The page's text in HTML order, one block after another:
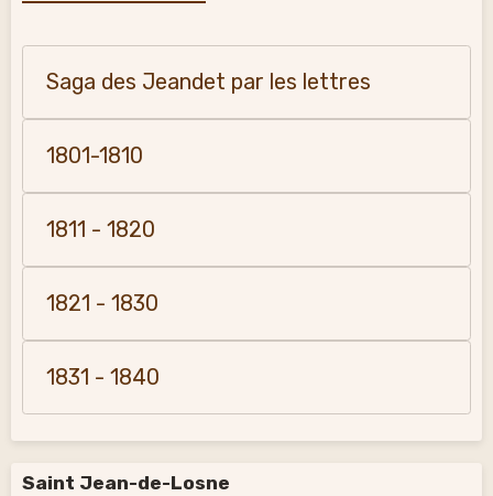
Saga des Jeandet par les lettres
1801-1810
1811 - 1820
1821 - 1830
1831 - 1840
Saint Jean-de-Losne